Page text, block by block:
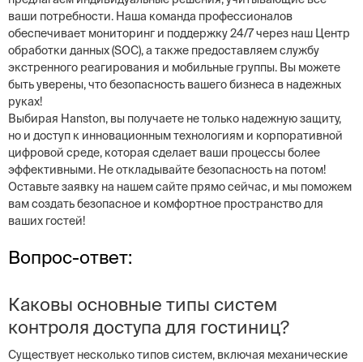
ваши потребности. Наша команда профессионалов
обеспечивает мониторинг и поддержку 24/7 через наш Центр
обработки данных (SOC), а также предоставляем службу
экстренного реагирования и мобильные группы. Вы можете
быть уверены, что безопасность вашего бизнеса в надежных
руках!
Выбирая Hanston, вы получаете не только надежную защиту,
но и доступ к инновационным технологиям и корпоративной
цифровой среде, которая сделает ваши процессы более
эффективными. Не откладывайте безопасность на потом!
Оставьте заявку на нашем сайте прямо сейчас, и мы поможем
вам создать безопасное и комфортное пространство для
ваших гостей!
Вопрос-ответ:
Каковы основные типы систем
контроля доступа для гостиниц?
Существует несколько типов систем, включая механические